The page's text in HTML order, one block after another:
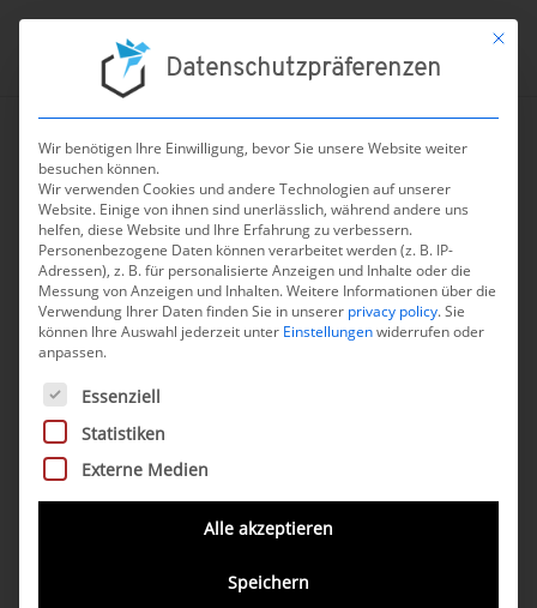
←zur Übersicht aller Nachrichten
EUDAMED: Vier Module
ab Mai 2026
verpflichtend
28. Mai 2026
Am 28. Mai 2026 endete die
Übergangsfristnach
Europäischen Kommission
Seit diesem Datum sinddie ersten vier
Mit
Datenschutzpräferenzen
Wir benötigen Ihre Einwilligung, bevor Sie unsere Website weiter
besuchen können.
Wir verwenden Cookies und andere Technologien auf unserer
Website. Einige von ihnen sind unerlässlich, während andere uns
helfen, diese Website und Ihre Erfahrung zu verbessern.
Personenbezogene Daten können verarbeitet werden (z. B. IP-
Adressen), z. B. für personalisierte Anzeigen und Inhalte oder die
Messung von Anzeigen und Inhalten.Weitere Informationen über die
Verwendung Ihrer Daten finden Sie in unserer privacy policy.Sie
können Ihre Auswahl jederzeit unter Einstellungenwiderrufen oder
anpassen.
Es folgt eine Liste der Service-Gruppen, für die eine
Essenziell
Statistiken
Externe Medien
Alle akzeptieren
Speichern